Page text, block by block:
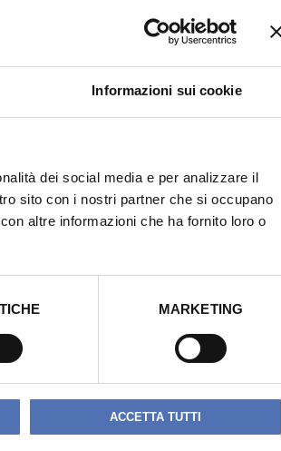
Informazioni sui cookie
dei social media e per analizzare il
sito con i nostri partner che si occupano
altre informazioni che ha fornito loro o
MARKETING
ACCETTA TUTTI
NEXT READING
MAURI GRUBER MASSIMO